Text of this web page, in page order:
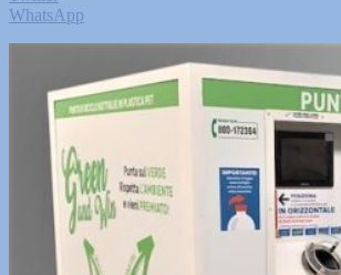
WhatsApp